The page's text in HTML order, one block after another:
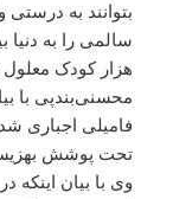
بتوانند به
هزار کودک معلول
محسنی‌بندپی با
فامیلی اجباری
تحت پوشش